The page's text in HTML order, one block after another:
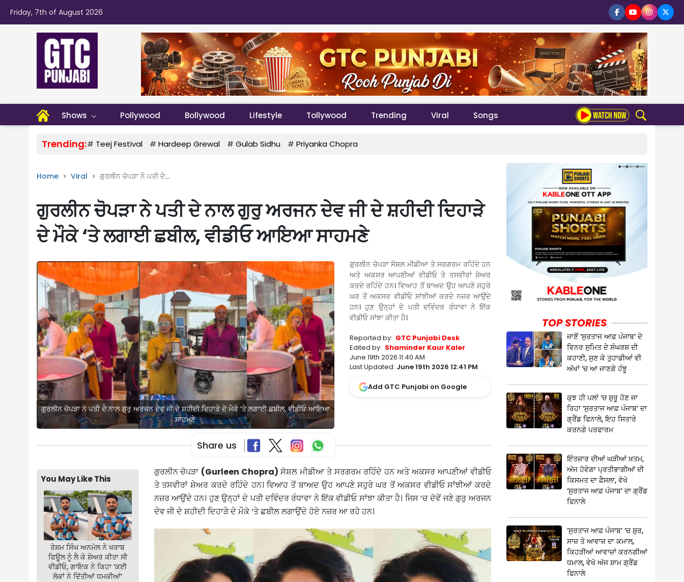
Friday, 7th of August 2026
Shows Pollywood Bollywood Lifestyle Tollywood Trending Viral Songs
Trending:# Teej Festival # Hardeep Grewal # Gulab Sidhu # Priyanka Chopra
Home Viral ਗੁਰਲੀਨ ਚੋਪੜਾ ਨੇ ਪਤੀ ਦੇ...
ਗੁਰਲੀਨ ਚੋਪੜਾ ਨੇ ਪਤੀ ਦੇ ਨਾਲ ਗੁਰੁ ਅਰਜਨ ਦੇਵ ਜੀ ਦੇ ਸ਼ਹੀਦੀ ਦਿਹਾੜੇ
ਦੇ ਮੌਕੇ ‘ਤੇ ਲਗਾਈ ਛਬੀਲ, ਵੀਡੀਓ ਆਇਆ ਸਾਹਮਣੇ
ਗੁਰਲੀਨ ਚੋਪੜਾ ਨੇ ਪਤੀ ਦੇ ਨਾਲ ਗੁਰੁ ਅਰਜਨ ਦੇਵ ਜੀ ਦੇ ਸ਼ਹੀਦੀ ਦਿਹਾੜੇ ਦੇ ਮੌਕੇ ‘ਤੇ ਲਗਾਈ ਛਬੀਲ, ਵੀਡੀਓ ਆਇਆ
ਸਾਹਮਣੇ
ਗੁਰਲੀਨ ਚੋਪੜਾ ਸੋਸ਼ਲ ਮੀਡੀਆ ਤੇ ਸਰਗਰਮ ਰਹਿੰਦੇ ਹਨ
ਅਤੇ ਅਕਸਰ ਆਪਣੀਆਂ ਵੀਡੀਓ ਤੇ ਤਸਵੀਰਾਂ ਸ਼ੇਅਰ
ਕਰਦੇ ਰਹਿੰਦੇ ਹਨ। ਵਿਆਹ ਤੋਂ ਬਾਅਦ ਉਹ ਆਪਣੇ ਸਹੁਰੇ
ਘਰ ਤੋਂ ਅਕਸਰ ਵੀਡੀਓ ਸਾਂਝੀਆਂ ਕਰਦੇ ਨਜ਼ਰ ਆਉਂਦੇ
ਹਨ। ਹੁਣ ਉਨ੍ਹਾਂ ਦੇ ਪਤੀ ਦਵਿੰਦਰ ਰੰਧਾਵਾ ਨੇ ਇੱਕ
ਵੀਡੀਓ ਸਾਂਝਾ ਕੀਤਾ ਹੈ।
Reported by: GTC Punjabi Desk
Edited by: Shaminder Kaur Kaler
June 19th 2026 11:40 AM
Last Updated: June 19th 2026 12:41 PM
Add GTC Punjabi on Google
Share us
You May Like This
ਰੇਸ਼ਮ ਸਿੰਘ ਅਨਮੋਲ ਨੇ ਖਰਾਬ
ਫਿਊਲ ਨੂੰ ਲੈ ਕੇ ਸ਼ੇਅਰ ਕੀਤਾ ਸੀ
ਵੀਡੀਓ, ਗਾਇਕ ਨੇ ਕਿਹਾ ‘ਕਈ
ਲੋਕਾਂ ਨੇ ਦਿੱਤੀਆਂ ਧਮਕੀਆਂ’
ਗੁਰਲੀਨ ਚੋਪੜਾ (Gurleen Chopra) ਸੋਸ਼ਲ ਮੀਡੀਆ ਤੇ ਸਰਗਰਮ ਰਹਿੰਦੇ ਹਨ ਅਤੇ ਅਕਸਰ ਆਪਣੀਆਂ ਵੀਡੀਓ
ਤੇ ਤਸਵੀਰਾਂ ਸ਼ੇਅਰ ਕਰਦੇ ਰਹਿੰਦੇ ਹਨ। ਵਿਆਹ ਤੋਂ ਬਾਅਦ ਉਹ ਆਪਣੇ ਸਹੁਰੇ ਘਰ ਤੋਂ ਅਕਸਰ ਵੀਡੀਓ ਸਾਂਝੀਆਂ ਕਰਦੇ
ਨਜ਼ਰ ਆਉਂਦੇ ਹਨ। ਹੁਣ ਉਨ੍ਹਾਂ ਦੇ ਪਤੀ ਦਵਿੰਦਰ ਰੰਧਾਵਾ ਨੇ ਇੱਕ ਵੀਡੀਓ ਸਾਂਝਾ ਕੀਤਾ ਹੈ। ਜਿਸ ‘ਚ ਦੋਵੇਂ ਜਣੇ ਗੁਰੁ ਅਰਜਨ
ਦੇਵ ਜੀ ਦੇ ਸ਼ਹੀਦੀ ਦਿਹਾੜੇ ਦੇ ਮੌਕੇ ‘ਤੇ ਛਬੀਲ ਲਗਾਉਂਦੇ ਹੋਏ ਨਜ਼ਰ ਆ ਰਹੇ ਹਨ।
TOP STORIES
ਜਾਣੋਂ ‘ਸੁਰਤਾਜ ਆਫ਼ ਪੰਜਾਬ’ ਦੇ
ਵਿਨਰ ਸੁਮਿਤ ਦੇ ਸੰਘਰਸ਼ ਦੀ
ਕਹਾਣੀ, ਸੁਣ ਕੇ ਤੁਹਾਡੀਆਂ ਵੀ
ਅੱਖਾਂ ‘ਚ ਆ ਜਾਣਗੇ ਹੰਝੂ
ਕੁਝ ਹੀ ਪਲਾਂ ‘ਚ ਸ਼ੁਰੂ ਹੋਣ ਜਾ
ਰਿਹਾ ‘ਸੁਰਤਾਜ ਆਫ਼ ਪੰਜਾਬ’ ਦਾ
ਗ੍ਰੈਂਡ ਫਿਨਾਲੇ, ਇਹ ਸਿਤਾਰੇ
ਕਰਨਗੇ ਪਰਫਾਰਮ
ਇੰਤਜ਼ਾਰ ਦੀਆਂ ਘੜੀਆਂ ਖ਼ਤਮ,
ਅੱਜ ਹੋਵੇਗਾ ਪ੍ਰਤੀਭਾਗੀਆਂ ਦੀ
ਕਿਸਮਤ ਦਾ ਫ਼ੈਸਲਾ, ਵੇਖੋ
‘ਸੁਰਤਾਜ ਆਫ਼ ਪੰਜਾਬ’ ਦਾ ਗ੍ਰੈਂਡ
ਫਿਨਾਲੇ
‘ਸੁਰਤਾਜ ਆਫ਼ ਪੰਜਾਬ’ ‘ਚ ਸ਼ੁਰ,
ਸਾਜ਼ ਤੇ ਆਵਾਜ਼ ਦਾ ਕਮਾਲ,
ਕਿਹੜੀਆਂ ਆਵਾਜ਼ਾਂ ਕਰਨਗੀਆਂ
ਧਮਾਲ, ਵੇਖੋ ਅੱਜ ਸ਼ਾਮ ਗ੍ਰੈਂਡ
ਫਿਨਾਲੇ